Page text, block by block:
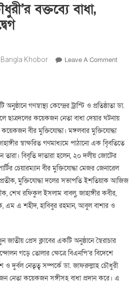
বক্তব্যে বাধা,
Khobor Leave A CommentOn
বক্তব্যে
বাধা,
উদ্বেগ
গণস্বাস্থ্য কেন্দ্রের ট্রাস্টি ও প্রতিষ্ঠাতা ডা.
ছাত্রদলের কয়েকজন নেতা বাধা দেয়ার ঘটনায়
বীর মুক্তিযোদ্ধা। মঙ্গলবার মুক্তিযোদ্ধা
স্বাক্ষরিত গণমাধ্যমে পাঠানো এক বিৃবতিতে
বিবৃতি দাতারা হলেন, ২০ দলীয় জোটের
চেয়ারম্যান বীর মুক্তিযোদ্ধা মেজর জেনারেল
মুক্তিযোদ্ধা দলের সভাপতি ইশতিয়াক আজিজ
শেখ রফিকুল ইসলাম বাবলু, জাহাঙ্গীর কবীর,
এ শহীদ, হাবিবুর রহমান, আবুল বাশার ও
প্রেস ক্লাবের একটি অনুষ্ঠানে স্বৈরাচার
গড়ে তোলার ক্ষেত্রে বিএনপি’র বিদেশে
ও দুর্বল নেতৃত্ব সম্পর্কে ডা. জাফরুল্লাহ চৌধুরী
নেতা কয়েকজন সঙ্গীসহ বাধা প্রদান করে। এ